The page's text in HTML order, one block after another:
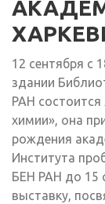
12 сентября с
здании
РАН
химии», она
рождения
Института
БЕН РАН до 15
выставку,